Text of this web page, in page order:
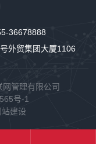
36678888
外贸集团大厦1106
管理有限公司
号-1
建设